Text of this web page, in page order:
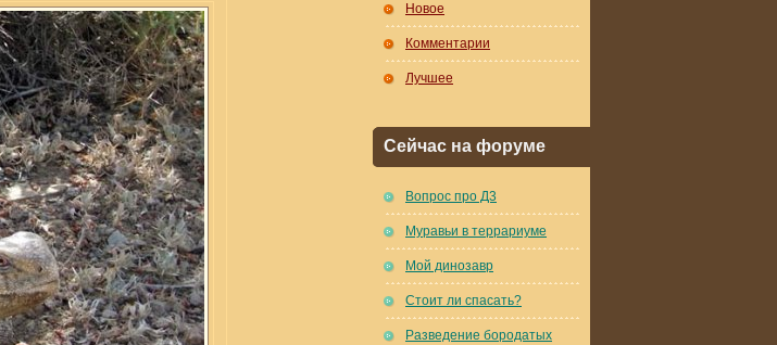
Новое
Комментарии
Лучшее
Сейчас на форуме
Вопрос про Д3
Муравьи в террариуме
Мой динозавр
Стоит ли спасать?
Разведение бородатых